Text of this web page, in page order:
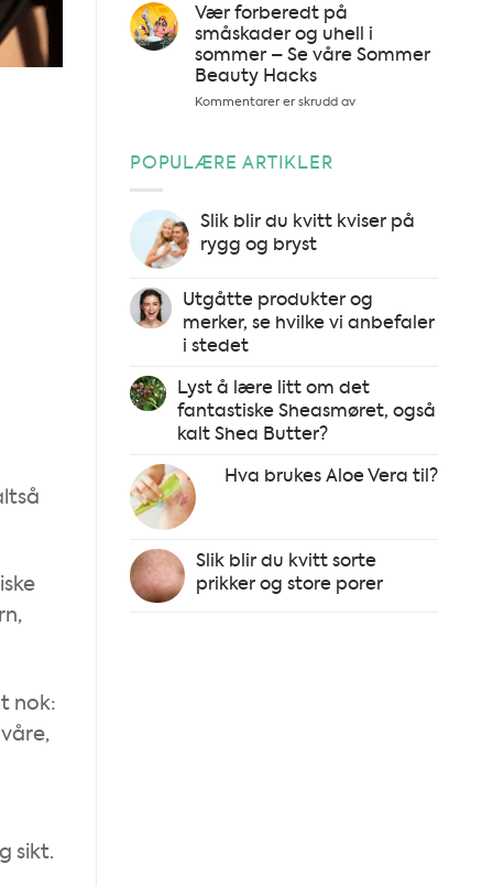
nok:
sikt.
er
det,
hvordan
det-
Vær forberedt på
småskader og uhell i
sommer – Se våre Sommer
Beauty Hacks
Kommentarer er skrudd avfor
uhell
våre
Sommer
POPULÆRE ARTIKLER
Slik blir du kvitt kviser på
rygg og bryst
Utgåtte produkter og
merker, se hvilke vi anbefaler
i stedet
Lyst å lære litt om det
fantastiske Sheasmøret, også
kalt Shea Butter?
Hva brukes Aloe Vera til?
Slik blir du kvitt sorte
prikker og store porer